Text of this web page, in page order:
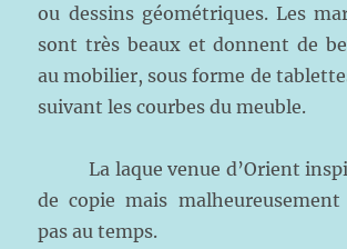
ou dessins géométriques. Les
sont très beaux et donnent de
au mobilier, sous forme de
suivant les courbes du meuble.
La laque venue d’Orient
de copie mais
pas au temps.